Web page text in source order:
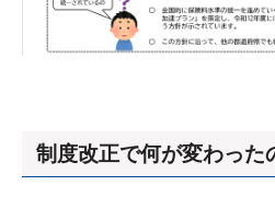
制度改正で何が変わった